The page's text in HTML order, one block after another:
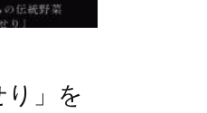
」を